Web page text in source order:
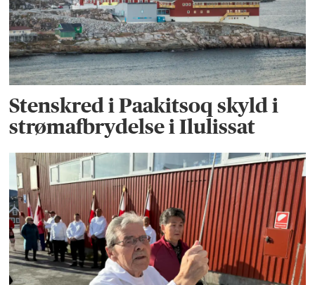
Stenskred i Paakitsoq skyld i
strømafbrydelse i Ilulissat